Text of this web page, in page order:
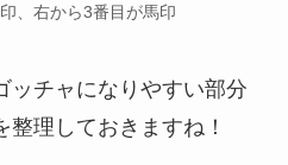
、右から3番目が馬印
ッチャになりやすい部分
理しておきますね！